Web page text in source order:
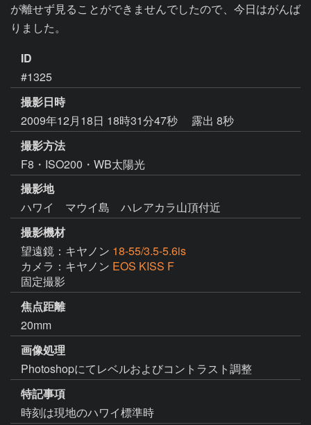
が離せず見ることができませんでしたので、今日はがんば
りました。
ID
#1325
撮影日時
2009年12月18日 18時31分47秒
露出 8秒
撮影方法
F8・ISO200・WB太陽光
撮影地
ハワイ マウイ島 ハレアカラ山頂付近
撮影機材
望遠鏡：キヤノン 18-55/3.5-5.6is
カメラ：キヤノン EOS KISS F
固定撮影
焦点距離
20mm
画像処理
Photoshopにてレベルおよびコントラスト調整
特記事項
時刻は現地のハワイ標準時